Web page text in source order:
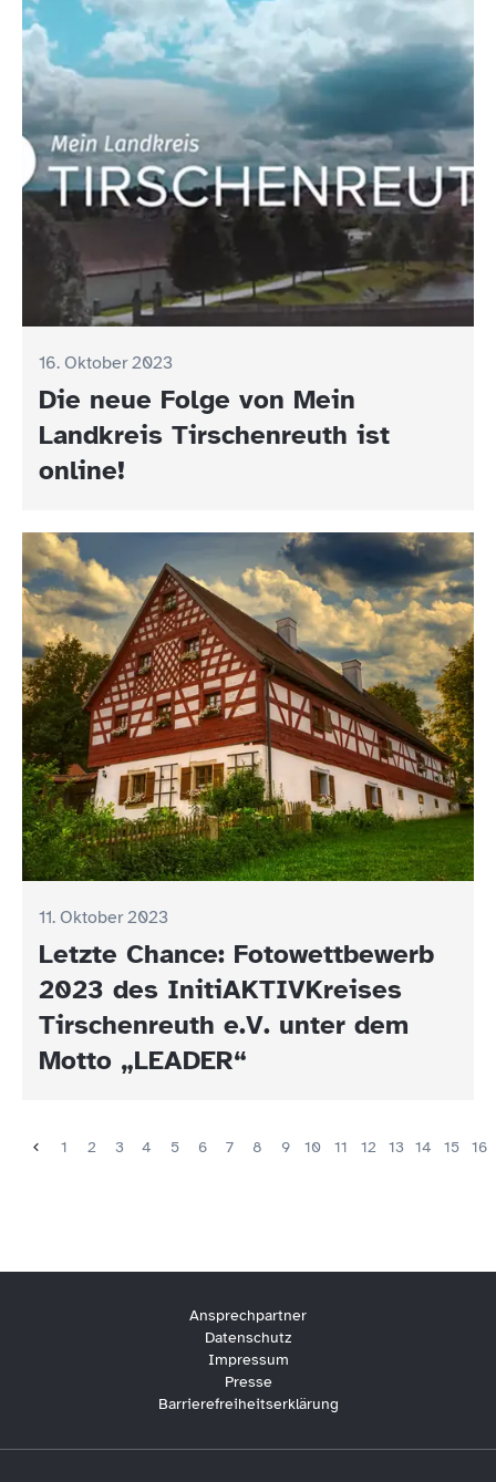
16. Oktober 2023
Die neue Folge von Mein
Landkreis Tirschenreuth ist
online!
11. Oktober 2023
Letzte Chance: Fotowettbewerb
2023 des InitiAKTIVKreises
Tirschenreuth e.V. unter dem
Motto „LEADER“
1 2 3 4 5 6 7 8 9 10 11 12 13 14 15 16
Ansprechpartner
Datenschutz
Impressum
Presse
Barrierefreiheitserklärung